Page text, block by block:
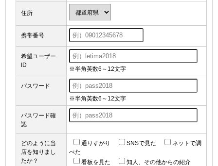
住所
携帯番号
希望ユーザー
ID
※半角英数6～12文字
パスワード
※半角英数6～12文字
パスワード確
認
どのように当
店を知りまし
たか？
通りすがり SNSで見た
ネットで調
べた
看板を見た
知人、その他からの紹介